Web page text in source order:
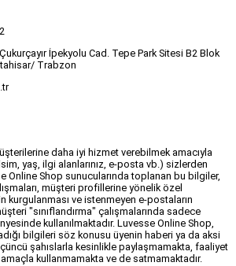
İpekyolu Cad. Tepe Park Sitesi B2 Blok
Trabzon
daha iyi hizmet verebilmek amacıyla
yaş, ilgi alanlarınız, e-posta vb.) sizlerden
Online Shop sunucularında toplanan bu bilgiler,
müşteri profillerine yönelik özel
ve istenmeyen e-postaların
"sınıflandırma" çalışmalarında sadece
kullanılmaktadır. Luvesse Online Shop,
bilgileri söz konusu üyenin haberi ya da aksi
şahıslarla kesinlikle paylaşmamakta, faaliyet
kullanmamakta ve de satmamaktadır.